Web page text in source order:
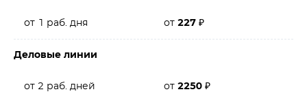
от 1 раб. дня от 227 ₽
Деловые линии
от 2 раб. дней от 2250 ₽